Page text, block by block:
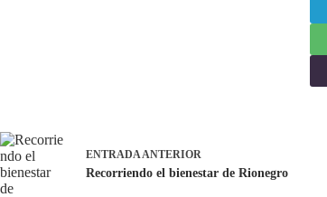
ENTRADAANTERIOR
Recorriendo el bienestar de Rionegro